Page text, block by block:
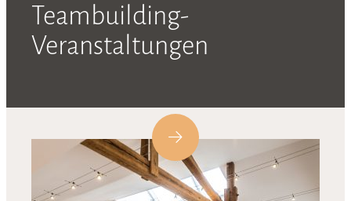
Teambuilding-
Veranstaltungen